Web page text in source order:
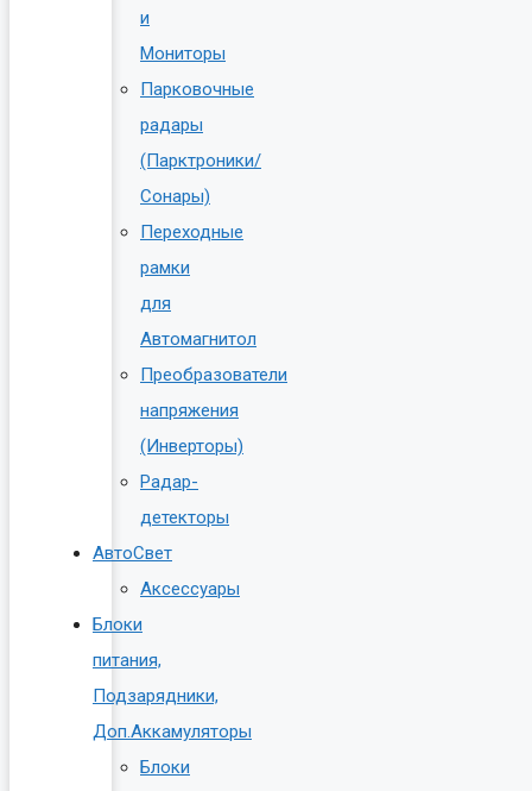
и
Мониторы
Парковочные
радары
(Парктроники/
Сонары)
Переходные
рамки
для
Автомагнитол
Преобразователи
напряжения
(Инверторы)
Радар-
детекторы
АвтоСвет
Аксессуары
Блоки
питания,
Подзарядники,
Доп.Аккамуляторы
Блоки